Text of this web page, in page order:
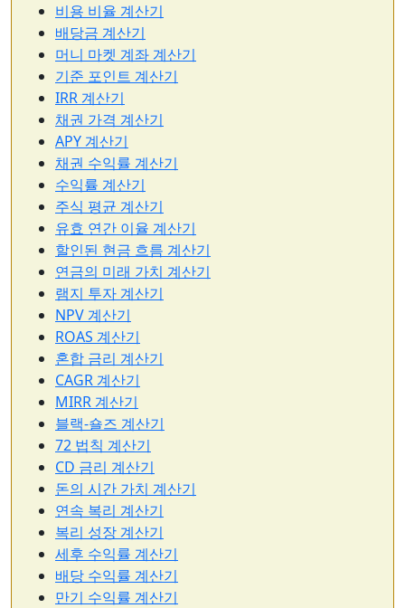
비용 비율 계산기
배당금 계산기
머니 마켓 계좌 계산기
기준 포인트 계산기
IRR 계산기
채권 가격 계산기
APY 계산기
채권 수익률 계산기
수익률 계산기
주식 평균 계산기
유효 연간 이율 계산기
할인된 현금 흐름 계산기
연금의 미래 가치 계산기
램지 투자 계산기
NPV 계산기
ROAS 계산기
혼합 금리 계산기
CAGR 계산기
MIRR 계산기
블랙-숄즈 계산기
72 법칙 계산기
CD 금리 계산기
돈의 시간 가치 계산기
연속 복리 계산기
복리 성장 계산기
세후 수익률 계산기
배당 수익률 계산기
만기 수익률 계산기